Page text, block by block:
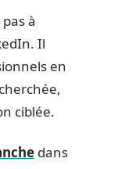
à
Il
en
ciblée.
dans